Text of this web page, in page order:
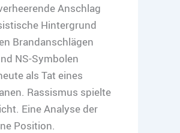
Anschlag
Hintergrund
Brandanschlägen
NS-Symbolen
als Tat eines
Rassismus spielte
Eine Analyse der
Position.